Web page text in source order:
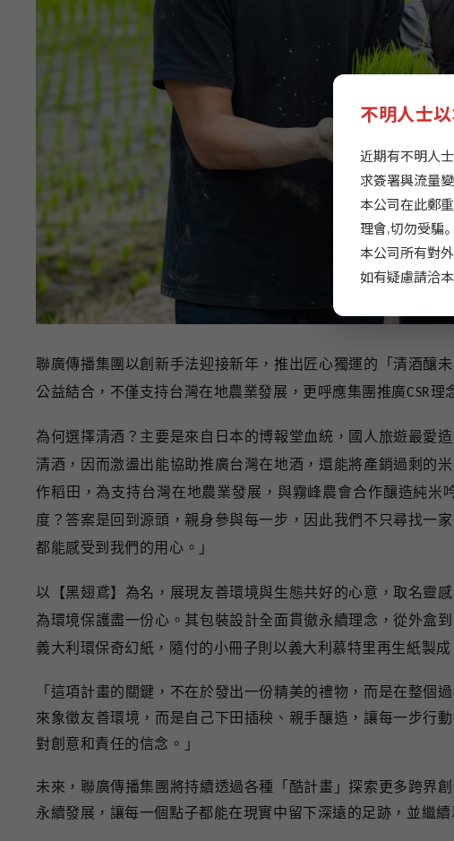
聯廣傳播集團以創新手法迎接新年，推出匠心獨運的「清酒釀
公益結合，不僅支持台灣在地農業發展，更呼應集團推廣CSR理
為何選擇清酒？主要是來自日本的博報堂血統，國人旅遊最愛
清酒，因而激盪出能協助推廣台灣在地酒，還能將產銷過剩的
作稻田，為支持台灣在地農業發展，與霧峰農會合作釀造純
度？答案是回到源頭，親身參與每一步，因此我們不只尋找一
都能感受到我們的用心。」
以【黑翅鳶】為名，展現友善環境與生態共好的心意，取名靈
為環境保護盡一份心。其包裝設計全面貫徹永續理念，從外盒
義大利環保奇幻紙，隨付的小冊子則以義大利慕特里再生紙製
「這項計畫的關鍵，不在於發出一份精美的禮物，而是在整
來象徵友善環境，而是自己下田插秧、親手釀造，讓每一步行
對創意和責任的信念。」
未來，聯廣傳播集團將持續透過各種「酷計畫」探索更多跨界
永續發展，讓每一個點子都能在現實中留下深遠的足跡，並繼續
不明人士
近期有不明人
求簽署與流量
本公司在此鄭
理會,切勿受騙。
本公司所有對
如有疑慮請洽